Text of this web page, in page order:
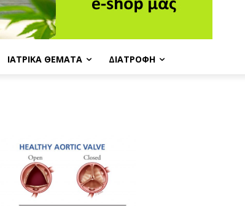
ΙΑΤΡΙΚΆ ΘΈΜΑΤΑ ΔΙΑΤΡΟΦΉ